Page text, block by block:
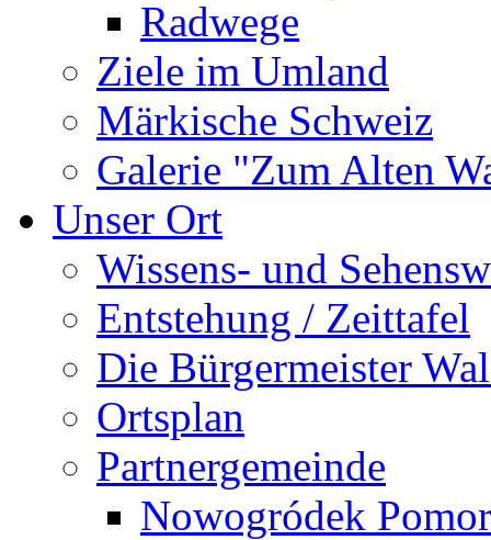
Radwege
Ziele im Umland
Märkische Schweiz
Galerie "Zum Alten
Unser Ort
Wissens- und
Entstehung / Zeittafel
Die Bürgermeister
Ortsplan
Partnergemeinde
Nowogródek